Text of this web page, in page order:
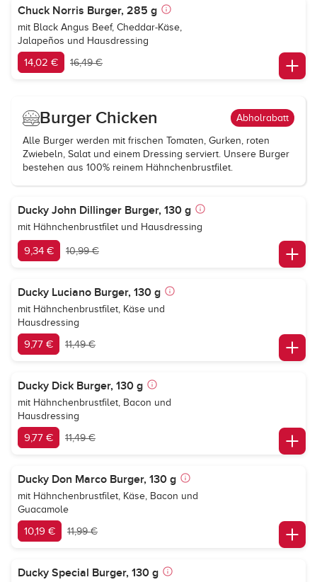
Chuck Norris Burger, 285 g
mit Black Angus Beef, Cheddar-Käse,
Jalapeños und Hausdressing
14,02 € 16,49 €
Burger Chicken Abholrabatt
Alle Burger werden mit frischen Tomaten, Gurken, roten
Zwiebeln, Salat und einem Dressing serviert. Unsere Burger
bestehen aus 100% reinem Hähnchenbrustfilet.
Ducky John Dillinger Burger, 130 g
mit Hähnchenbrustfilet und Hausdressing
9,34 € 10,99 €
Ducky Luciano Burger, 130 g
mit Hähnchenbrustfilet, Käse und
Hausdressing
9,77 € 11,49 €
Ducky Dick Burger, 130 g
mit Hähnchenbrustfilet, Bacon und
Hausdressing
9,77 € 11,49 €
Ducky Don Marco Burger, 130 g
mit Hähnchenbrustfilet, Käse, Bacon und
Guacamole
10,19 € 11,99 €
Ducky Special Burger, 130 g